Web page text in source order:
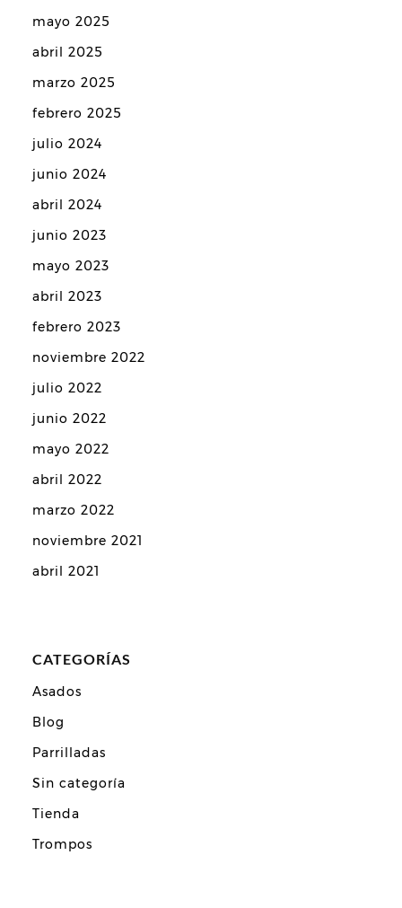
mayo 2025
abril 2025
marzo 2025
febrero 2025
julio 2024
junio 2024
abril 2024
junio 2023
mayo 2023
abril 2023
febrero 2023
noviembre 2022
julio 2022
junio 2022
mayo 2022
abril 2022
marzo 2022
noviembre 2021
abril 2021
CATEGORÍAS
Asados
Blog
Parrilladas
Sin categoría
Tienda
Trompos